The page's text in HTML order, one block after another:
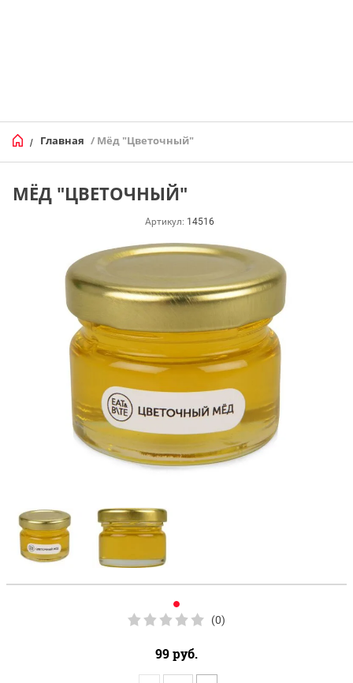
/ Главная / Мёд "Цветочный"
МЁД "ЦВЕТОЧНЫЙ"
Артикул: 14516
(0)
99руб.